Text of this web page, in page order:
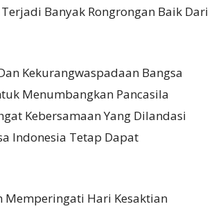
Banyak Rongrongan Baik Dari
Kekurangwaspadaan Bangsa
Menumbangkan Pancasila
Kebersamaan Yang Dilandasi
Indonesia Tetap Dapat
Memperingati Hari Kesaktian